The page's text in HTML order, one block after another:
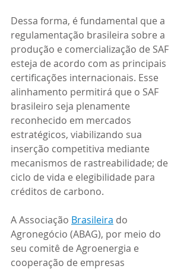
Dessa forma, é fundamental que a
regulamentação brasileira sobre a
produção e comercialização de SAF
esteja de acordo com as principais
certificações internacionais. Esse
alinhamento permitirá que o SAF
brasileiro seja plenamente
reconhecido em mercados
estratégicos, viabilizando sua
inserção competitiva mediante
mecanismos de rastreabilidade; de
ciclo de vida e elegibilidade para
créditos de carbono.
A Associação Brasileira do
Agronegócio (ABAG), por meio do
seu comitê de Agroenergia e
cooperação de empresas